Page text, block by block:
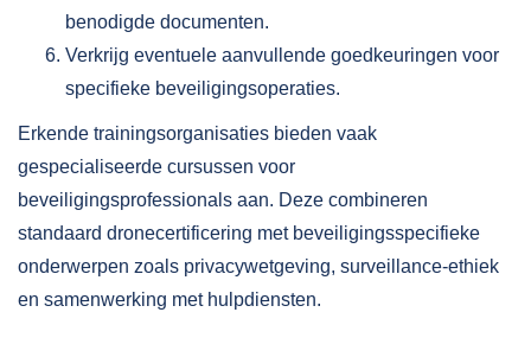
benodigde documenten.
Verkrijg eventuele aanvullende goedkeuringen voor
specifieke beveiligingsoperaties.
Erkende trainingsorganisaties bieden vaak
gespecialiseerde cursussen voor
beveiligingsprofessionals aan. Deze combineren
standaard dronecertificering met beveiligingsspecifieke
onderwerpen zoals privacywetgeving, surveillance-ethiek
en samenwerking met hulpdiensten.